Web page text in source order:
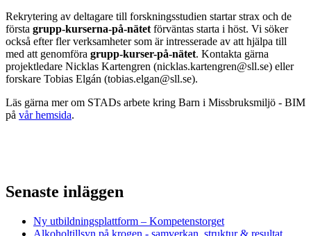
Rekrytering av deltagare till forskningsstudien startar strax och de
första grupp-kurserna-på-nätet förväntas starta i höst. Vi söker
också efter fler verksamheter som är intresserade av att hjälpa till
med att genomföra grupp-kurser-på-nätet. Kontakta gärna
projektledare Nicklas Kartengren (nicklas.kartengren@sll.se) eller
forskare Tobias Elgán (tobias.elgan@sll.se).
Läs gärna mer om STADs arbete kring Barn i Missbruksmiljö - BIM
på vår hemsida.
Senaste inläggen
Ny utbildningsplattform – Kompetenstorget